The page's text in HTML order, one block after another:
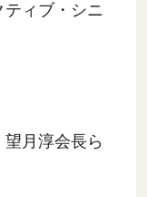
ィブ・シニ
月淳会長ら